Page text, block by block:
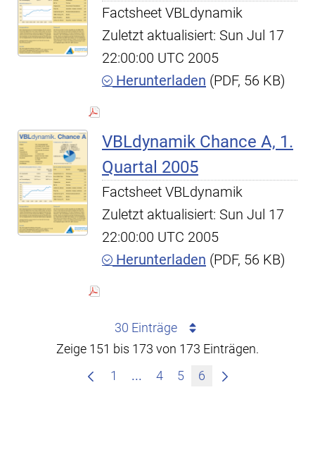
Factsheet VBLdynamik
Zuletzt aktualisiert: Sun Jul 17
22:00:00 UTC 2005
Herunterladen (PDF, 56 KB)
VBLdynamik Chance A, 1.
Quartal 2005
Factsheet VBLdynamik
Zuletzt aktualisiert: Sun Jul 17
22:00:00 UTC 2005
Herunterladen (PDF, 56 KB)
30 Einträge
Zeige 151 bis 173 von 173 Einträgen.
1
... Zwischenseiten Navigieren
4 5 6